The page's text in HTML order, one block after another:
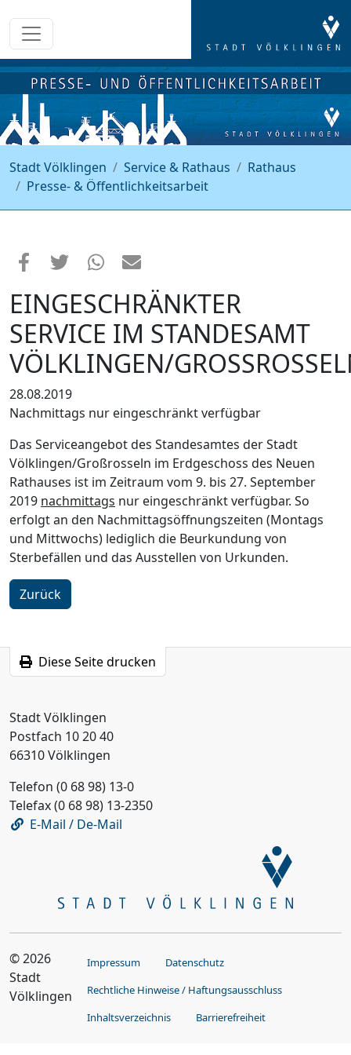
Stadt Völklingen Service & Rathaus
Rathaus
Presse- & Öffentlichkeitsarbeit
EINGESCHRÄNKTER
SERVICE IM STANDESAMT
VÖLKLINGEN/GROSSROSSELN
28.08.2019
Nachmittags nur eingeschränkt verfügbar
Das Serviceangebot des Standesamtes der Stadt
Völklingen/Großrosseln im Erdgeschoss des Neuen
Rathauses ist im Zeitraum vom 9. bis 27. September
2019 nachmittags nur eingeschränkt verfügbar. So
erfolgt an den Nachmittagsöffnungszeiten (Montags
und Mittwochs) lediglich die Beurkundung von
Sterbefällen und das Ausstellen von Urkunden.
Zurück
Diese Seite drucken
Stadt Völklingen
Postfach 10 20 40
66310 Völklingen
Telefon (0 68 98) 13-0
Telefax (0 68 98) 13-2350
E-Mail / De-Mail
© 2026
Stadt
Völklingen
Impressum
Datenschutz
Rechtliche Hinweise / Haftungsausschluss
Inhaltsverzeichnis
Barrierefreiheit